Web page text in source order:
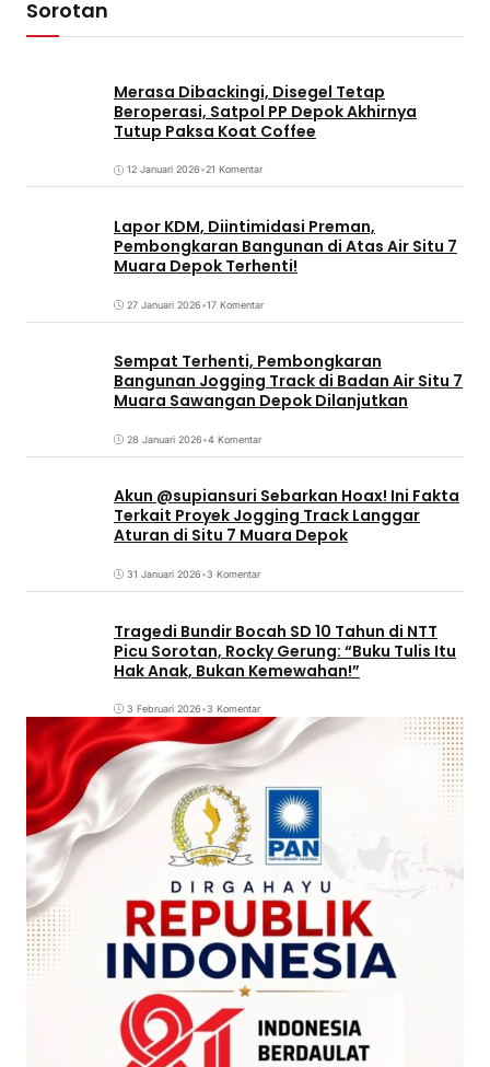
Sorotan
Merasa Dibackingi, Disegel Tetap
Beroperasi, Satpol PP Depok Akhirnya
Tutup Paksa Koat Coffee
12 Januari 2026•21 Komentar
Lapor KDM, Diintimidasi Preman,
Pembongkaran Bangunan di Atas Air Situ 7
Muara Depok Terhenti!
27 Januari 2026•17 Komentar
Sempat Terhenti, Pembongkaran
Bangunan Jogging Track di Badan Air Situ 7
Muara Sawangan Depok Dilanjutkan
28 Januari 2026•4 Komentar
Akun @supiansuri Sebarkan Hoax! Ini Fakta
Terkait Proyek Jogging Track Langgar
Aturan di Situ 7 Muara Depok
31 Januari 2026•3 Komentar
Tragedi Bundir Bocah SD 10 Tahun di NTT
Picu Sorotan, Rocky Gerung: “Buku Tulis Itu
Hak Anak, Bukan Kemewahan!”
3 Februari 2026•3 Komentar